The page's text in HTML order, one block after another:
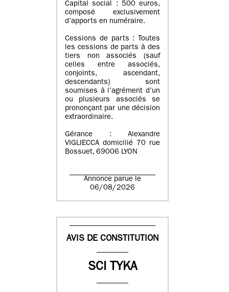
Capital social : 500 euros,
composé exclusivement
d’apports en numéraire.
Cessions de parts : Toutes
les cessions de parts à des
tiers non associés (sauf
celles entre associés,
conjoints, ascendant,
descendants) sont
soumises à l’agrément d’un
ou plusieurs associés se
prononçant par une décision
extraordinaire.
Gérance : Alexandre
VIGLIECCA domicilié 70 rue
Bossuet, 69006 LYON
Annonce parue le
06/08/2026
AVIS DE CONSTITUTION
SCI TYKA